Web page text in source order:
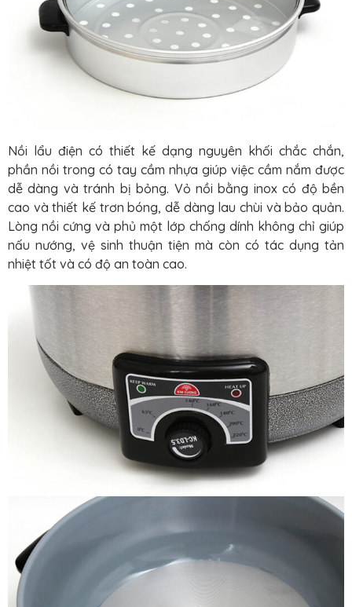
Nồi lẩu điện có thiết kế dạng nguyên khối chắc chắn,
phần nồi trong có tay cầm nhựa giúp việc cầm nắm được
dễ dàng và tránh bị bỏng. Vỏ nồi bằng inox có độ bền
cao và thiết kế trơn bóng, dễ dàng lau chùi và bảo quản.
Lòng nồi cứng và phủ một lớp chống dính không chỉ giúp
nấu nướng, vệ sinh thuận tiện mà còn có tác dụng tản
nhiệt tốt và có độ an toàn cao.